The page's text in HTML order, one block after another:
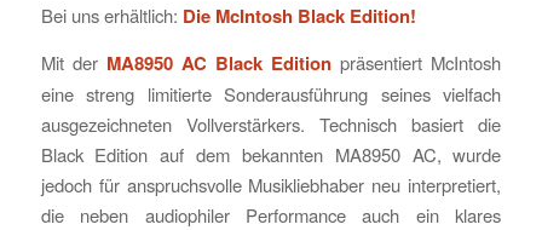
Bei uns erhältlich: Die McIntosh Black Edition!
Mit der MA8950 AC Black Edition präsentiert McIntosh
eine streng limitierte Sonderausführung seines vielfach
ausgezeichneten Vollverstärkers. Technisch basiert die
Black Edition auf dem bekannten MA8950 AC, wurde
jedoch für anspruchsvolle Musikliebhaber neu interpretiert,
die neben audiophiler Performance auch ein klares